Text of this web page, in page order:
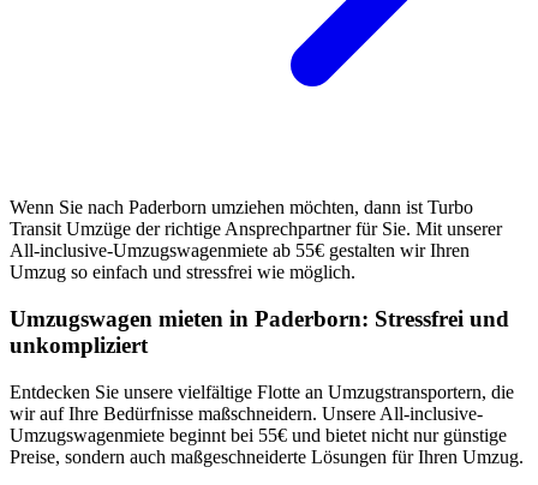
Wenn Sie nach Paderborn umziehen möchten, dann ist Turbo
Transit Umzüge der richtige Ansprechpartner für Sie. Mit unserer
All-inclusive-Umzugswagenmiete ab 55€ gestalten wir Ihren
Umzug so einfach und stressfrei wie möglich.
Umzugswagen mieten in Paderborn: Stressfrei und
unkompliziert
Entdecken Sie unsere vielfältige Flotte an Umzugstransportern, die
wir auf Ihre Bedürfnisse maßschneidern. Unsere All-inclusive-
Umzugswagenmiete beginnt bei 55€ und bietet nicht nur günstige
Preise, sondern auch maßgeschneiderte Lösungen für Ihren Umzug.